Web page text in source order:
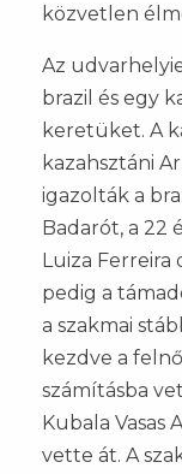
közvetlen
Az
brazil és egy
keretüket. A
kazahsztáni
igazolták a
Badarót, a 22
Luiza Ferreira
pedig a
a szakmai
kezdve a
számításba
Kubala Vasas
vette át. A